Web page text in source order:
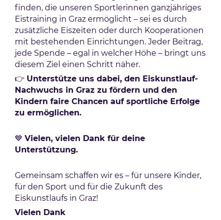
finden, die unseren Sportlerinnen ganzjähriges
Eistraining in Graz ermöglicht – sei es durch
zusätzliche Eiszeiten oder durch Kooperationen
mit bestehenden Einrichtungen. Jeder Beitrag,
jede Spende – egal in welcher Höhe – bringt uns
diesem Ziel einen Schritt näher.
👉 Unterstütze uns dabei, den Eiskunstlauf-
Nachwuchs in Graz zu fördern und den
Kindern faire Chancen auf sportliche Erfolge
zu ermöglichen.
💙 Vielen, vielen Dank für deine
Unterstützung.
Gemeinsam schaffen wir es – für unsere Kinder,
für den Sport und für die Zukunft des
Eiskunstlaufs in Graz!
Vielen Dank